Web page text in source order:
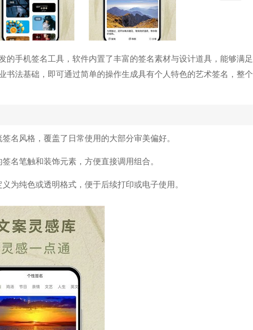
手机签名工具，软件内置了丰富的签名素材与设计道具，能够满足
书法基础，即可通过简单的操作生成具有个人特色的艺术签名，整个
名风格，覆盖了日常使用的大部分审美偏好。
名笔触和装饰元素，方便直接调用组合。
为纯色或透明格式，便于后续打印或电子使用。